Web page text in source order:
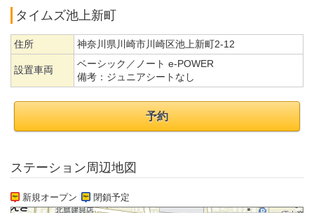
タイムズ池上新町
住所 神奈川県川崎市川崎区池上新町2-12
設置車両
ベーシック／ノート e-POWER
備考： ジュニアシートなし
予約
ステーション周辺地図
新規オープン 閉鎖予定